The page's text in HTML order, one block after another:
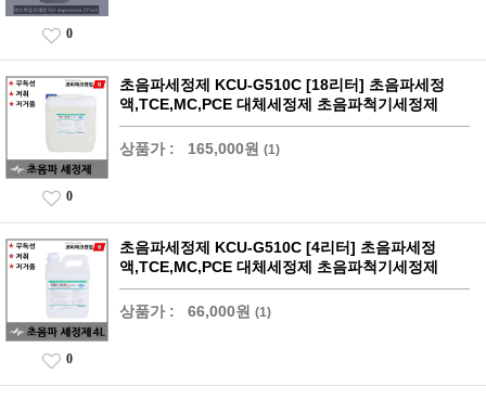
0
초음파세정제 KCU-G510C [18리터] 초음파세정
액,TCE,MC,PCE 대체세정제 초음파척기세정제
상품가 : 165,000원 (1)
0
초음파세정제 KCU-G510C [4리터] 초음파세정
액,TCE,MC,PCE 대체세정제 초음파척기세정제
상품가 : 66,000원 (1)
0